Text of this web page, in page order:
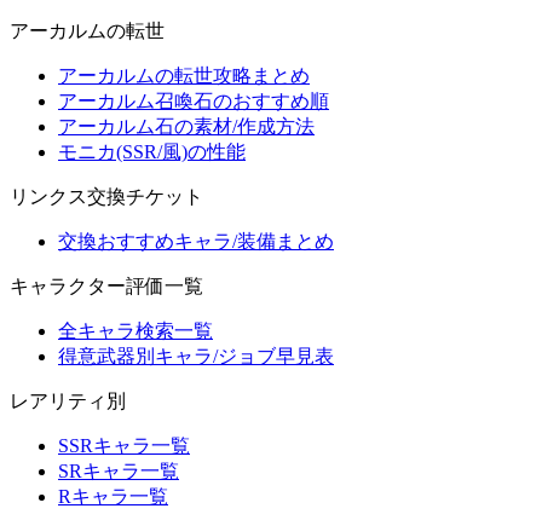
アーカルムの転世
アーカルムの転世攻略まとめ
アーカルム召喚石のおすすめ順
アーカルム石の素材/作成方法
モニカ(SSR/風)の性能
リンクス交換チケット
交換おすすめキャラ/装備まとめ
キャラクター評価一覧
全キャラ検索一覧
得意武器別キャラ/ジョブ早見表
レアリティ別
SSRキャラ一覧
SRキャラ一覧
Rキャラ一覧